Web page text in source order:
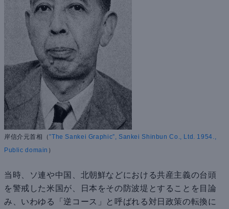
岸信介元首相（”The Sankei Graphic”, Sankei Shinbun Co., Ltd. 1954.,
Public domain ）
当時、ソ連や中国、北朝鮮などにおける共産主義の台頭
を警戒した米国が、日本をその防波堤とすることを目論
み、いわゆる「逆コース」と呼ばれる対日政策の転換に